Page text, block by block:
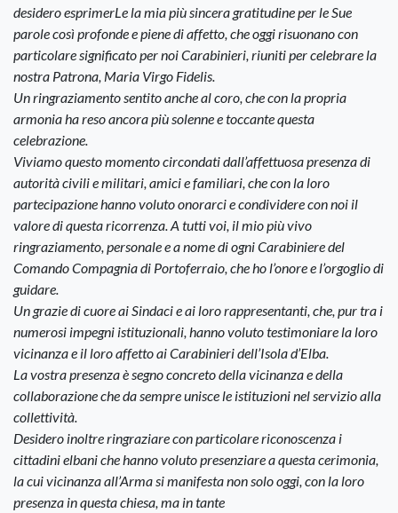
desidero esprimerLe la mia più sincera gratitudine per le Sue
parole così profonde e piene di affetto, che oggi risuonano con
particolare significato per noi Carabinieri, riuniti per celebrare la
nostra Patrona, Maria Virgo Fidelis.
Un ringraziamento sentito anche al coro, che con la propria
armonia ha reso ancora più solenne e toccante questa
celebrazione.
Viviamo questo momento circondati dall’affettuosa presenza di
autorità civili e militari, amici e familiari, che con la loro
partecipazione hanno voluto onorarci e condividere con noi il
valore di questa ricorrenza. A tutti voi, il mio più vivo
ringraziamento, personale e a nome di ogni Carabiniere del
Comando Compagnia di Portoferraio, che ho l’onore e l’orgoglio di
guidare.
Un grazie di cuore ai Sindaci e ai loro rappresentanti, che, pur tra i
numerosi impegni istituzionali, hanno voluto testimoniare la loro
vicinanza e il loro affetto ai Carabinieri dell’Isola d’Elba.
La vostra presenza è segno concreto della vicinanza e della
collaborazione che da sempre unisce le istituzioni nel servizio alla
collettività.
Desidero inoltre ringraziare con particolare riconoscenza i
cittadini elbani che hanno voluto presenziare a questa cerimonia,
la cui vicinanza all’Arma si manifesta non solo oggi, con la loro
presenza in questa chiesa, ma in tante